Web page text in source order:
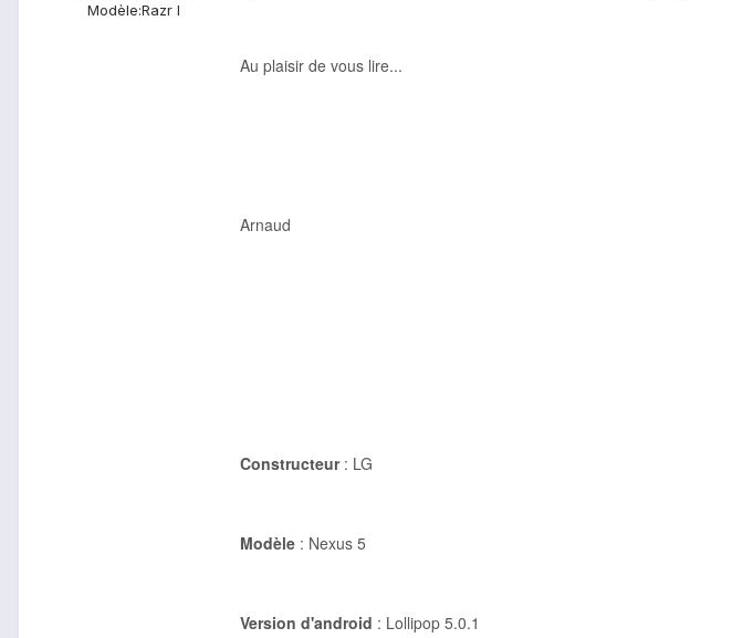
Modèle:Razr I
Au plaisir de vous lire...
Arnaud
Constructeur: LG
Modèle : Nexus 5
Version d'android : Lollipop 5.0.1